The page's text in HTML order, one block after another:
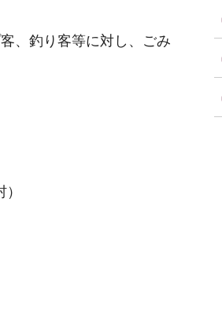
、釣り客等に対し、ごみ